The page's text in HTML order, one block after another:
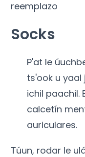
reemplazo
Socks
P'at le
ts'ook u yaal
ichil paachil.
calcetín
auriculares.
Túun, rodar le